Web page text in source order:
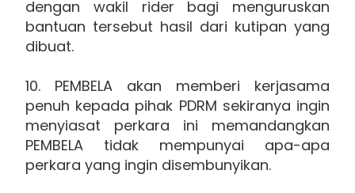
dengan wakil rider bagi menguruskan
bantuan tersebut hasil dari kutipan yang
dibuat.
10. PEMBELA akan memberi kerjasama
penuh kepada pihak PDRM sekiranya ingin
menyiasat perkara ini memandangkan
PEMBELA tidak mempunyai apa-apa
perkara yang ingin disembunyikan.